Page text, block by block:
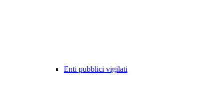
Enti pubblici vigilati